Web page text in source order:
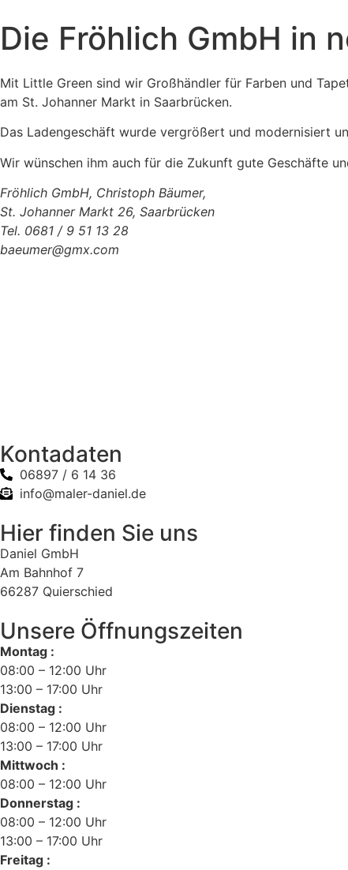
Die Fröhlich GmbH in
Mit Little Green sind wir Großhändler für Farben und
am St. Johanner Markt in Saarbrücken.
Das Ladengeschäft wurde vergrößert und modernisiert
Wir wünschen ihm auch für die Zukunft gute Geschäfte
Fröhlich GmbH, Christoph Bäumer,
St. Johanner Markt 26, Saarbrücken
Tel. 0681 / 9 51 13 28
baeumer@gmx.com
Kontadaten
06897 / 6 14 36
info@maler-daniel.de
Hier finden Sie uns
Daniel GmbH
Am Bahnhof 7
66287 Quierschied
Unsere Öffnungszeiten
Montag :
08:00 – 12:00 Uhr
13:00 – 17:00 Uhr
Dienstag :
08:00 – 12:00 Uhr
13:00 – 17:00 Uhr
Mittwoch :
08:00 – 12:00 Uhr
Donnerstag :
08:00 – 12:00 Uhr
13:00 – 17:00 Uhr
Freitag :